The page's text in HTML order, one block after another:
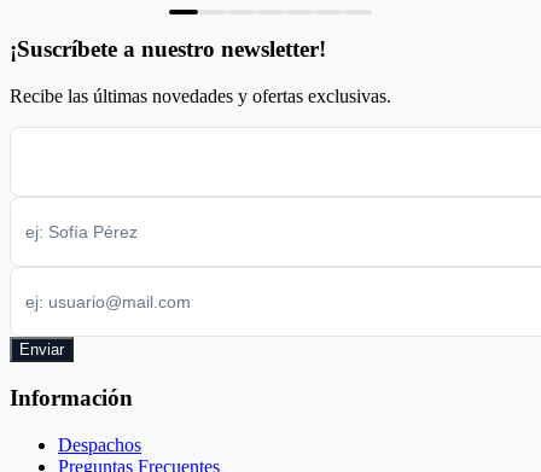
¡Suscríbete a nuestro newsletter!
Recibe las últimas novedades y ofertas exclusivas.
Enviar
Información
Despachos
Preguntas Frecuentes